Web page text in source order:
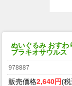
ぬいぐるみ おすわ
ブラキオサウルス
978887
販売価格2,640円(